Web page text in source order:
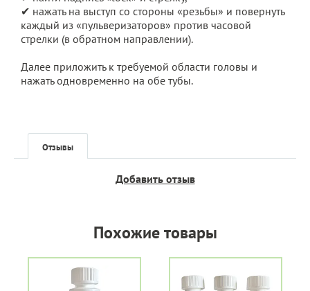
✔ нажать на выступ со стороны «резьбы» и повернуть
каждый из «пульверизаторов» против часовой
стрелки (в обратном направлении).
Далее приложить к требуемой области головы и
нажать одновременно на обе тубы.
Отзывы
Добавить отзыв
Похожие товары